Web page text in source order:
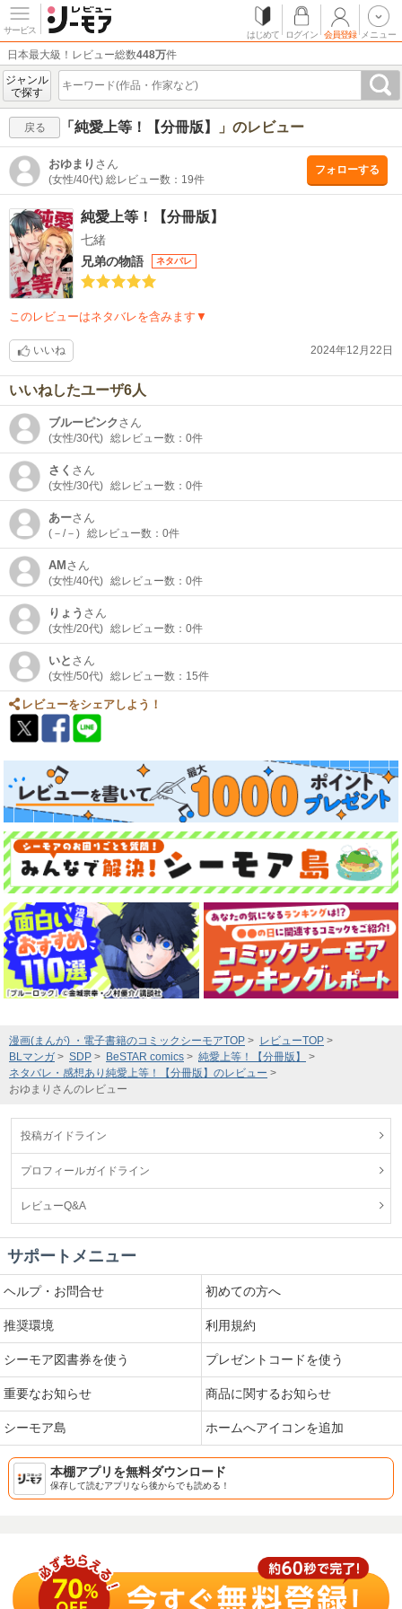
サービス はじめて ログイン 会員登録 メニュー
日本最大級！レビュー総数448万件
ジャンル
で探す
戻る 「 純愛上等！【分冊版】 」のレビュー
おゆまり さん
(女性/40代) 総レビュー数：19件
フォローする
純愛上等！【分冊版】
七緒
兄弟の物語
ネタバレ
このレビューはネタバレを含みます▼
いいね 2024年12月22日
いいねしたユーザ6人
ブルーピンク さん
(女性/30代) 総レビュー数：0件
さく さん
(女性/30代) 総レビュー数：0件
あーさん
(－/－) 総レビュー数：0件
AM さん
(女性/40代) 総レビュー数：0件
りょう さん
(女性/20代) 総レビュー数：0件
いと さん
(女性/50代) 総レビュー数：15件
レビューをシェアしよう！
漫画(まんが) ・電子書籍のコミックシーモアTOP
レビューTOP
BLマンガ
SDP BeSTAR comics
純愛上等！【分冊版】
ネタバレ・感想あり純愛上等！【分冊版】のレビュー
おゆまりさんのレビュー
投稿ガイドライン
プロフィールガイドライン
レビューQ&A
サポートメニュー
ヘルプ・お問合せ 初めての方へ
推奨環境 利用規約
シーモア図書券を使う プレゼントコードを使う
重要なお知らせ 商品に関するお知らせ
シーモア島 ホームへアイコンを追加
本棚アプリを無料ダウンロード
保存して読むアプリなら後からでも読める！